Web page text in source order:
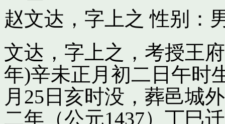
赵文达，字上之 性别：
文达，字上之，考授王
年)辛未正月初二日午时
月25日亥时没，葬邑城
二年（公元1437）丁巳